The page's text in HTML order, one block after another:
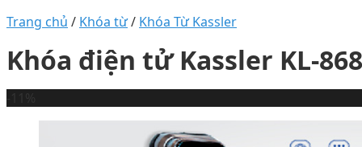
Trang chủ / Khóa từ/ Khóa Từ Kassler
Khóa điện tử Kassler KL-